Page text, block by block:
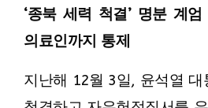
‘종북 세력 척결’ 명분 계
의료인까지 통제
지난해 12월 3일, 윤석열